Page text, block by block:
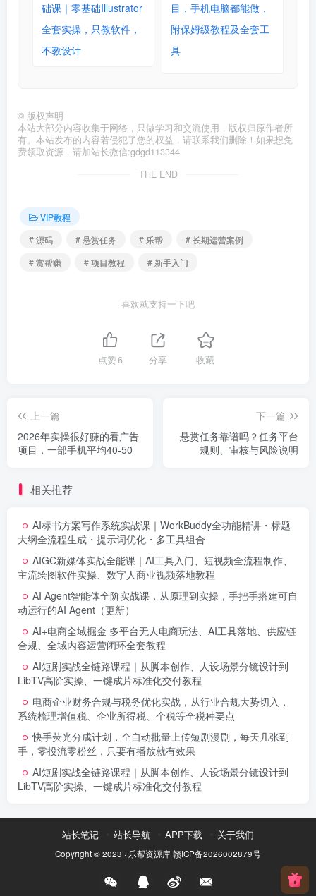
础课｜零基础Illustrator
全套实操，只教软件，
不教设计
目，手机电脑都能做，
附保姆级教程及全套工
具
© 版权声明
本站大部分内容收集于网络，只做学习和交流使用，版权归原作者所
有。本站发布的内容若侵犯了您的权益，请联系我们删除！如果想免
费领取资源，请加站长微信:gdgd113344
THE END
VIP教程
# 源码
# 悬赏任务 # 乐帮
# 长期运营案例
# 赏帮赚
# 项目教程 # 新手入门
喜欢就支持一下吧
点赞6 分享 收藏
上一篇
2026年实操很好赚的看广告
项目，一部手机平均40-50
下一篇
悬赏任务靠谱吗？任务平台
规则、审核与风险说明
相关推荐
AI标书方案写作系统实战课｜WorkBuddy全功能精讲・标题
大纲全流程生成・提示词优化・多工具组合
AIGC新媒体实战全能课｜AI工具入门、短视频全流程制作、
主流绘图软件实操、数字人商业视频落地教程
AI Agent智能体全阶实战课，从原理到实操，手把手搭建可自
动运行的AI Agent（更新）
AI+电商全域掘金 多平台无人电商玩法、AI工具落地、供应链
合规、全域内容运营闭环全套教程
AI短剧实战全链路课程｜从脚本创作、人设场景分镜设计到
LibTV高阶实操、一键成片标准化交付教程
电商企业财务合规与税务优化实战，从行业合规大势切入，
系统梳理增值税、企业所得税、个税等全税种要点
快手荧光分成计划，全自动批量上传短剧漫剧，每天几张到
手，零投流零粉丝，只要有播放就有效果
AI短剧实战全链路课程｜从脚本创作、人设场景分镜设计到
LibTV高阶实操、一键成片标准化交付教程
站长笔记 站长导航 APP下载 关于我们
Copyright © 2023 · 乐帮资源库赣ICP备2026002879号